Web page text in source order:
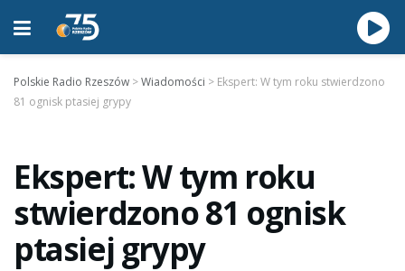
Polskie Radio Rzeszów >Wiadomości > Ekspert: W tym roku stwierdzono
81 ognisk ptasiej grypy
Ekspert: W tym roku
stwierdzono 81 ognisk
ptasiej grypy